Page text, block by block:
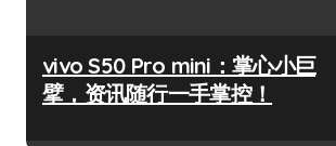
vivo S50 Pro mini：掌心小巨
擘，资讯随行一手掌控！